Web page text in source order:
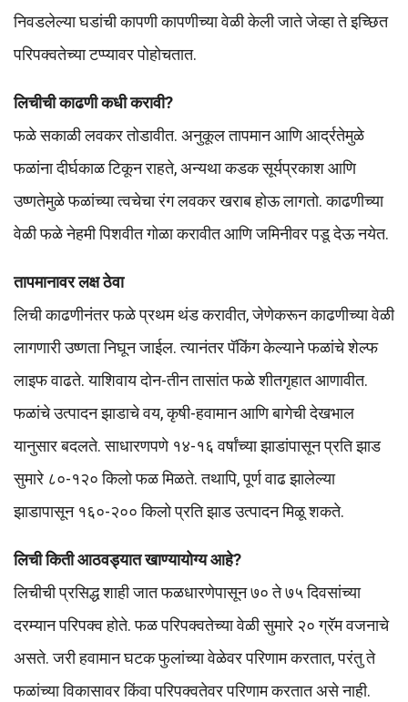
निवडलेल्या घडांची कापणी कापणीच्या वेळी केली जाते जेव्हा ते इच्छित
परिपक्वतेच्या टप्प्यावर पोहोचतात.
लिचीची काढणी कधी करावी?
फळे सकाळी लवकर तोडावीत. अनुकूल तापमान आणि आर्द्रतेमुळे
फळांना दीर्घकाळ टिकून राहते, अन्यथा कडक सूर्यप्रकाश आणि
उष्णतेमुळे फळांच्या त्वचेचा रंग लवकर खराब होऊ लागतो. काढणीच्या
वेळी फळे नेहमी पिशवीत गोळा करावीत आणि जमिनीवर पडू देऊ नयेत.
तापमानावर लक्ष ठेवा
लिची काढणीनंतर फळे प्रथम थंड करावीत, जेणेकरून काढणीच्या वेळी
लागणारी उष्णता निघून जाईल. त्यानंतर पॅकिंग केल्याने फळांचे शेल्फ
लाइफ वाढते. याशिवाय दोन-तीन तासांत फळे शीतगृहात आणावीत.
फळांचे उत्पादन झाडाचे वय, कृषी-हवामान आणि बागेची देखभाल
यानुसार बदलते. साधारणपणे १४-१६ वर्षांच्या झाडांपासून प्रति झाड
सुमारे ८०-१२० किलो फळ मिळते. तथापि, पूर्ण वाढ झालेल्या
झाडापासून १६०-२०० किलो प्रति झाड उत्पादन मिळू शकते.
लिची किती आठवड्यात खाण्यायोग्य आहे?
लिचीची प्रसिद्ध शाही जात फळधारणेपासून ७० ते ७५ दिवसांच्या
दरम्यान परिपक्व होते. फळ परिपक्वतेच्या वेळी सुमारे २० ग्रॅम वजनाचे
असते. जरी हवामान घटक फुलांच्या वेळेवर परिणाम करतात, परंतु ते
फळांच्या विकासावर किंवा परिपक्वतेवर परिणाम करतात असे नाही.